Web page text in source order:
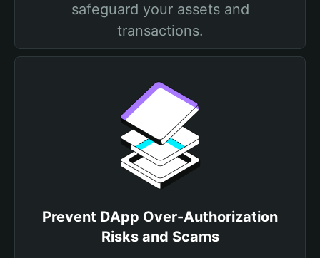
safeguard your assets and
transactions.
Prevent DApp Over-Authorization
Risks and Scams